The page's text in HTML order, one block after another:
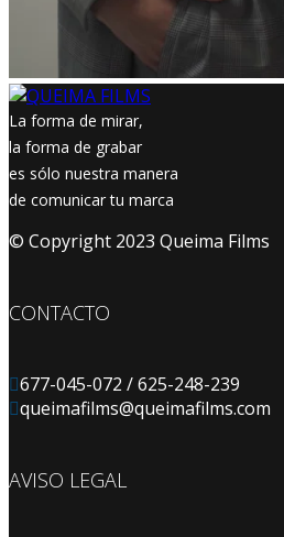
La forma de mirar,
la forma de grabar
es sólo nuestra manera
de comunicar tu marca
© Copyright 2023 Queima Films
CONTACTO
677-045-072 / 625-248-239
queimafilms@queimafilms.com
AVISO LEGAL